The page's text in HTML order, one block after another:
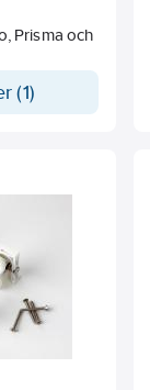
Prisma och
(1)